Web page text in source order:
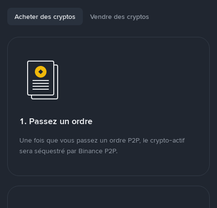
Acheter des cryptos Vendre des cryptos
1. Passez un ordre
Une fois que vous passez un ordre P2P, le crypto-actif
sera séquestré par Binance P2P.